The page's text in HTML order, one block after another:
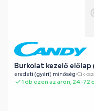
Burkolat kezelő
eredeti (gyári) minőség•
1 db ezen az áron, 24-